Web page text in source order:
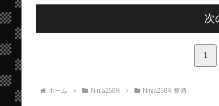
次
1
ホーム Ninja250R Ninja250R 整備